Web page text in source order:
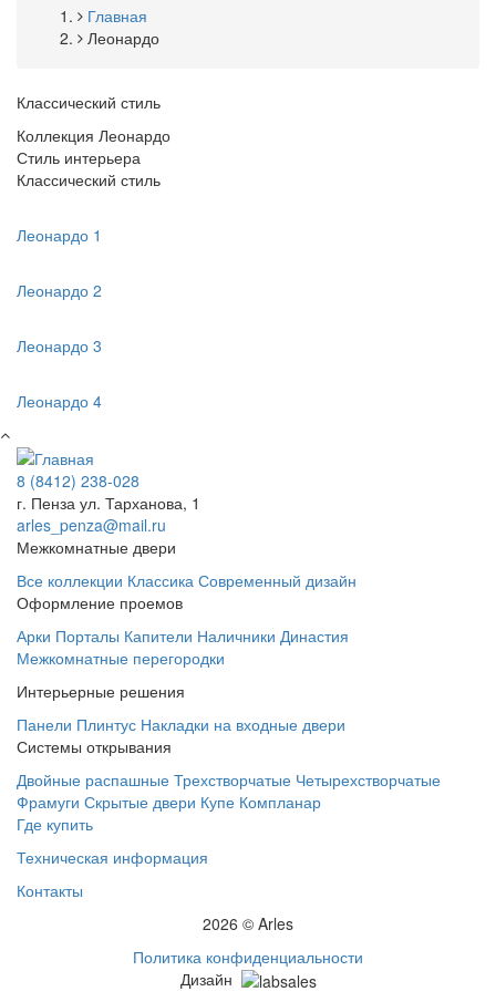
Главная
Леонардо
Классический стиль
Коллекция Леонардо
Стиль интерьера
Классический стиль
Леонардо 1
Леонардо 2
Леонардо 3
Леонардо 4
8 (8412) 238-028
г. Пенза ул. Тарханова, 1
arles_penza@mail.ru
Межкомнатные двери
Все коллекции Классика Современный дизайн
Оформление проемов
Арки Порталы Капители Наличники Династия
Межкомнатные перегородки
Интерьерные решения
Панели Плинтус Накладки на входные двери
Системы открывания
Двойные распашные Трехстворчатые Четырехстворчатые
Фрамуги Скрытые двери Купе Компланар
Где купить
Техническая информация
Контакты
2026 © Arles
Политика конфиденциальности
Дизайн